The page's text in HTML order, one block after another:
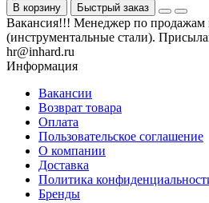
В корзину Быстрый заказ
Вакансия!!! Менеджер по продажам
(инструментальные стали).
hr@inhard.ru
Информация
Вакансии
Возврат товара
Оплата
Пользовательское соглашение
О компании
Доставка
Политика
Бренды